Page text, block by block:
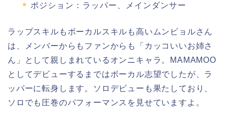
ポジション：ラッパー、メインダンサー
ラップスキルもボーカルスキルも高いムンビョルさん
は、メンバーからもファンからも「カッコいいお姉さ
ん」として親しまれているオンニキャラ。MAMAMOO
としてデビューするまではボーカル志望でしたが、ラ
ッパーに転身します。ソロデビューも果たしており、
ソロでも圧巻のパフォーマンスを見せていますよ。